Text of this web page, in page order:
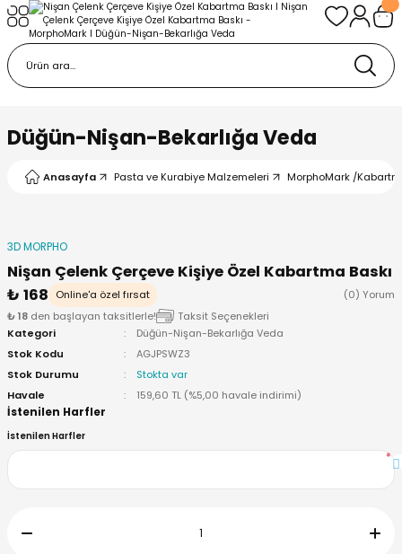
Düğün-Nişan-Bekarlığa Veda
Anasayfa Pasta ve Kurabiye Malzemeleri MorphoMark /
3D MORPHO
Nişan Çelenk Çerçeve Kişiye Özel Kabartma Baskı
₺ 168
Online'a özel fırsat
(0) Yorum
₺ 18 den başlayan taksitlerle!
Taksit Seçenekleri
Kategori
Düğün-Nişan-Bekarlığa Veda
Stok Kodu
AGJPSWZ3
Stok Durumu
Stokta var
Havale
159,60 TL (%5,00 havale indirimi)
İstenilen Harfler
İstenilen Harfler
*
Geri Dön
Malzemeleri
Çek Kalıp
/ Doku-Şablon Baskı
Aparatları
Pleksi
Geri Dön